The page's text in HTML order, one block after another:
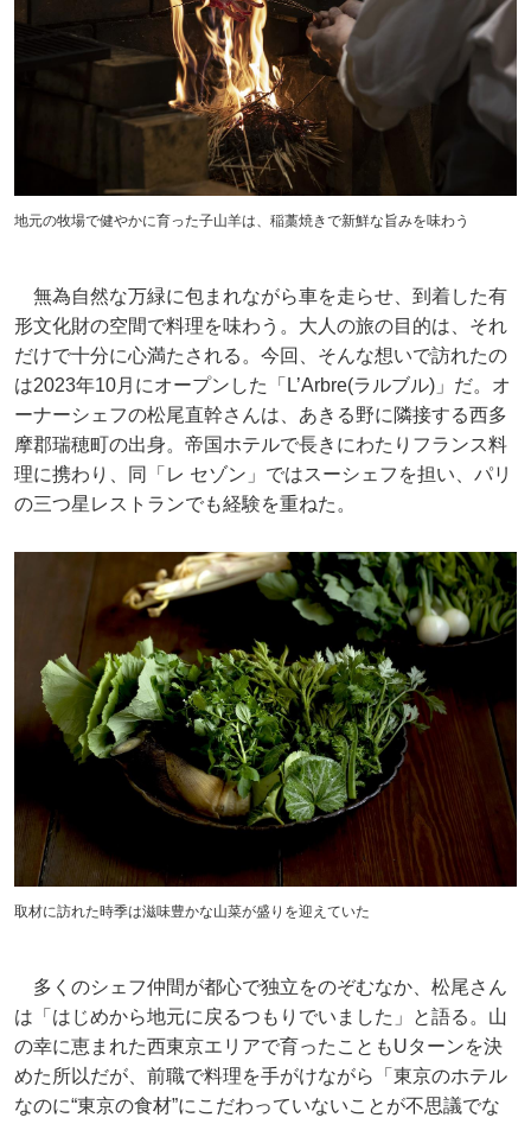
地元の牧場で健やかに育った子山羊は、稲藁焼きで新鮮な旨みを味わう
無為自然な万緑に包まれながら車を走らせ、到着した有
形文化財の空間で料理を味わう。大人の旅の目的は、それ
だけで十分に心満たされる。今回、そんな想いで訪れたの
は2023年10月にオープンした「L’Arbre(ラルブル)」だ。オ
ーナーシェフの松尾直幹さんは、あきる野に隣接する西多
摩郡瑞穂町の出身。帝国ホテルで長きにわたりフランス料
理に携わり、同「レ セゾン」ではスーシェフを担い、パリ
の三つ星レストランでも経験を重ねた。
取材に訪れた時季は滋味豊かな山菜が盛りを迎えていた
多くのシェフ仲間が都心で独立をのぞむなか、松尾さん
は「はじめから地元に戻るつもりでいました」と語る。山
の幸に恵まれた西東京エリアで育ったこともUターンを決
めた所以だが、前職で料理を手がけながら「東京のホテル
なのに“東京の食材”にこだわっていないことが不思議でな